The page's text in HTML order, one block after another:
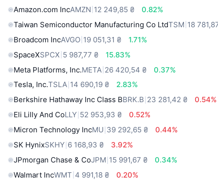
Amazon.com IncAMZN 12 249,85 ₴
0.82%
Taiwan Semiconductor Manufacturing Co LtdTSM 18
Broadcom IncAVGO 19 051,31 ₴
1.71%
SpaceXSPCX 5 987,77 ₴
15.83%
Meta Platforms, Inc.META 26 420,54 ₴
0.37%
Tesla, Inc.TSLA 14 690,19 ₴
2.83%
Berkshire Hathaway Inc Class BBRK.B 23 281,42 ₴
0.54%
Eli Lilly And CoLLY 52 953,93 ₴
0.52%
Micron Technology IncMU 39 292,65 ₴
0.44%
SK HynixSKHY 6 168,93 ₴
3.92%
JPmorgan Chase & CoJPM 15 991,67 ₴
0.34%
Walmart IncWMT 4 991,18 ₴ 0.20%